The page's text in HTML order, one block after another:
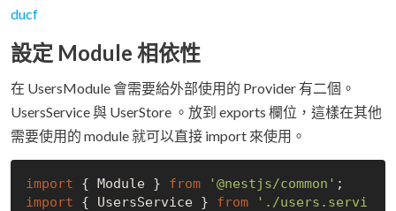
ducf
設定 Module 相依性
在 UsersModule 會需要給外部使用的 Provider 有二個。
UsersService 與 UserStore 。放到 exports 欄位，這樣在其他
需要使用的 module 就可以直接 import 來使用。
import { Module } from '@nestjs/common'
import { UsersService } from
'./users.servi